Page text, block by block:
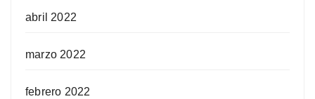
abril 2022
marzo 2022
febrero 2022